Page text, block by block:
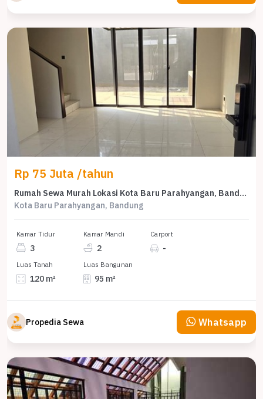
Rp 75 Juta /tahun
Rumah Sewa Murah Lokasi Kota Baru Parahyangan, Bandung, LB 95m²
Kota Baru Parahyangan, Bandung
Kamar Tidur
3
Kamar Mandi
2
Carport
-
Luas Tanah
120 m²
Luas Bangunan
95 m²
Propedia Sewa Whatsapp